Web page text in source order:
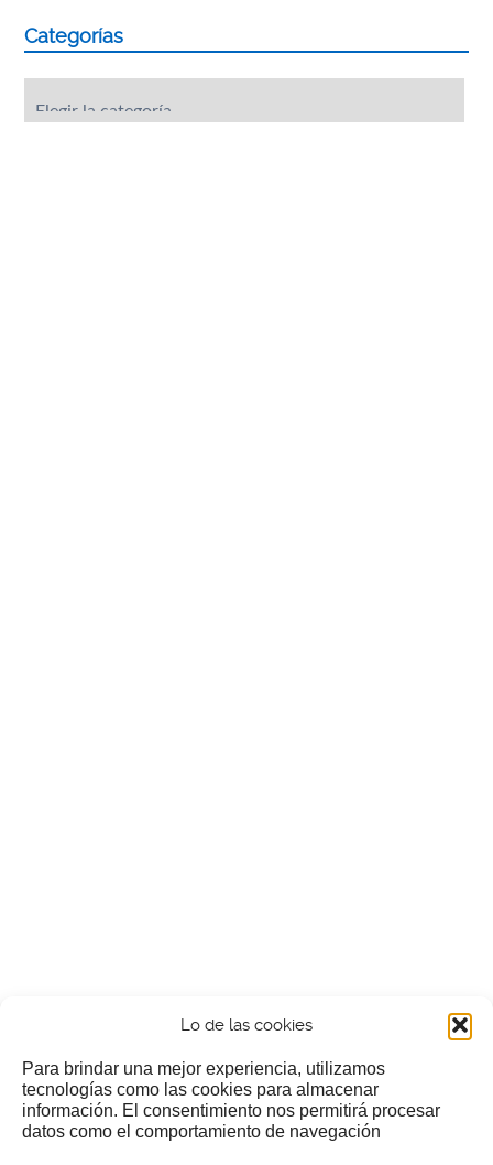
Lo de las cookies
Para brindar una mejor experiencia, utilizamos
tecnologías como las cookies para almacenar
información. El consentimiento nos permitirá procesar
datos como el comportamiento de navegación
Categorías
¿Nos invitas a un cafecillo?